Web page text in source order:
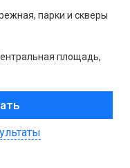
парки и скверы
площадь,